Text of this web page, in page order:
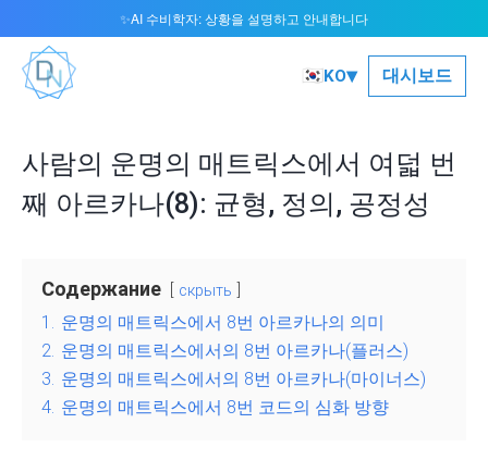
🇰🇷KO▾ 대시보드
사람의 운명의 매트릭스에서 여덟 번
째 아르카나(8): 균형, 정의, 공정성
Содержание скрыть
1. 운명의 매트릭스에서 8번 아르카나의 의미
2. 운명의 매트릭스에서의 8번 아르카나(플러스)
3. 운명의 매트릭스에서의 8번 아르카나(마이너스)
4. 운명의 매트릭스에서 8번 코드의 심화 방향
✨AI 수비학자: 상황을 설명하고 안내합니다